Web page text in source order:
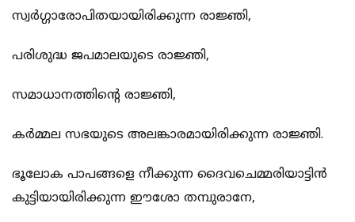
സ്വര്‍ഗ്ഗാരോപിതയായിരിക്കുന്ന രാജ്ഞി,
പരിശുദ്ധ ജപമാലയുടെ രാജ്ഞി,
സമാധാനത്തിന്‍റെ രാജ്ഞി,
കര്‍മ്മല സഭയുടെ അലങ്കാരമായിരിക്കുന്ന രാജ്ഞി.
ഭൂലോക പാപങ്ങളെ നീക്കുന്ന ദൈവചെമ്മരിയാട്ടിന്‍
കുട്ടിയായിരിക്കുന്ന ഈശോ തമ്പുരാനേ,